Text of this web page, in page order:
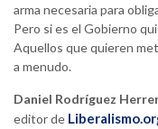
arma necesaria para
Pero si es el Gobierno
Aquellos que quieren
a menudo.
Daniel Rodríguez
editor de